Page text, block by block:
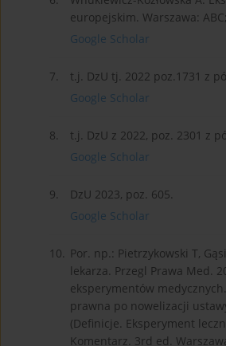
europejskim. Warszawa:
Google Scholar
7.
t.j. DzU tj. 2022 poz.1731 z
Google Scholar
8.
t.j. DzU z 2022, poz. 2301 z
Google Scholar
9.
DzU 2023, poz. 605.
Google Scholar
10. Por. np.: Pietrzykowski T,
lekarza. Przegl Prawa Med.
eksperymentów
prawna po nowelizacji
(Definicje. Eksperyment
Komentarz. 3rd ed.